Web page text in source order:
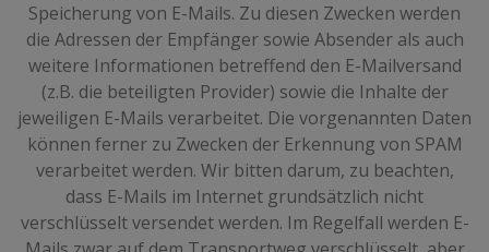
Speicherung von E-Mails. Zu diesen Zwecken werden
die Adressen der Empfänger sowie Absender als auch
weitere Informationen betreffend den E-Mailversand
(z.B. die beteiligten Provider) sowie die Inhalte der
jeweiligen E-Mails verarbeitet. Die vorgenannten Daten
können ferner zu Zwecken der Erkennung von SPAM
verarbeitet werden. Wir bitten darum, zu beachten,
dass E-Mails im Internet grundsätzlich nicht
verschlüsselt versendet werden. Im Regelfall werden E-